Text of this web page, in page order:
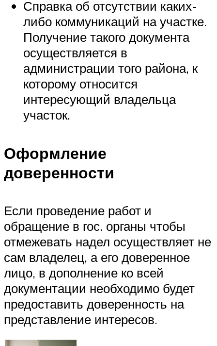
Справка об отсутствии каких-
либо коммуникаций на участке.
Получение такого документа
осуществляется в
администрации того района, к
которому относится
интересующий владельца
участок.
Оформление
доверенности
Если проведение работ и
обращение в гос. органы чтобы
отмежевать надел осуществляет не
сам владелец, а его доверенное
лицо, в дополнение ко всей
документации необходимо будет
предоставить доверенность на
представление интересов.